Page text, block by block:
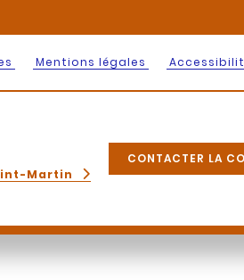
Mentions légales
Martin
CONTACTER LA